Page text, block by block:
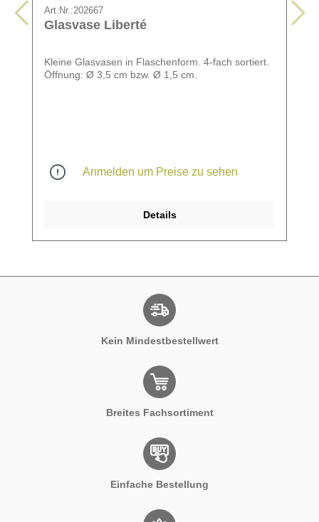
Art.Nr.:202667
Glasvase Liberté
Kleine Glasvasen in Flaschenform. 4-fach sortiert.
Öffnung: Ø 3,5 cm bzw. Ø 1,5 cm.
Anmelden um Preise zu sehen
Details
Kein Mindestbestellwert
Breites Fachsortiment
Einfache Bestellung